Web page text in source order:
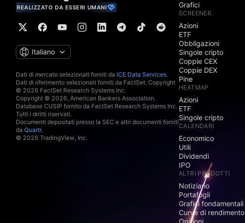
REALIZZATO DA ESSERI UMANI
Italiano
Dati di mercato selezionati forniti da ICE Data Services.
Dati di riferimento selezionati forniti da FactSet. Copyright
© 2026 FactSet Research Systems Inc.
Copyright © 2026, American Bankers Association.
Database CUSIP fornito da FactSet Research Systems Inc.
Tutti i diritti riservati.
Documenti depositati presso la SEC e altri documenti forniti
da Quartr.
© 2026 TradingView, Inc.
Grafici
SCREENER
Azioni
ETF
Obbligazioni
Singole cripto
Coppie CEX
Coppie DEX
Pine
HEATMAP
Azioni
ETF
Singole cripto
CALENDARI
Economico
Utili
Dividendi
IPO
ALTRI PRODOTTI
Notiziario
Portafogli
Grafici fondamentali
Curve di rendimento